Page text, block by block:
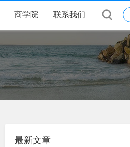
商学院 联系我们
最新文章